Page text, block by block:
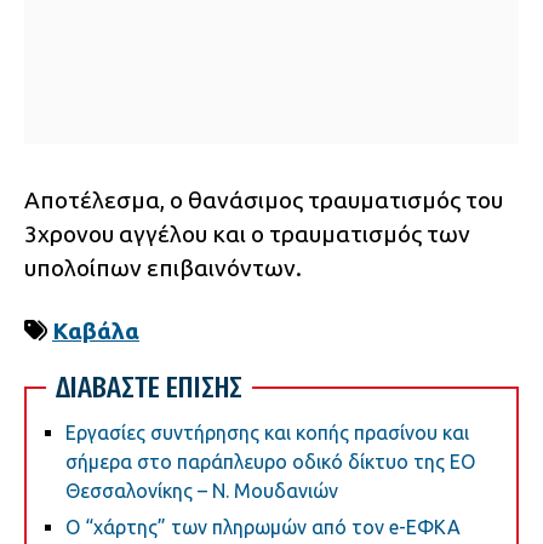
Αποτέλεσμα, ο θανάσιμος τραυματισμός του
3χρονου αγγέλου και ο τραυματισμός των
υπολοίπων επιβαινόντων.
Καβάλα
ΔΙΑΒΑΣΤΕ ΕΠΙΣΗΣ
Εργασίες συντήρησης και κοπής πρασίνου και
σήμερα στο παράπλευρο οδικό δίκτυο της ΕΟ
Θεσσαλονίκης – Ν. Μουδανιών
Ο “χάρτης” των πληρωμών από τον e-ΕΦΚΑ